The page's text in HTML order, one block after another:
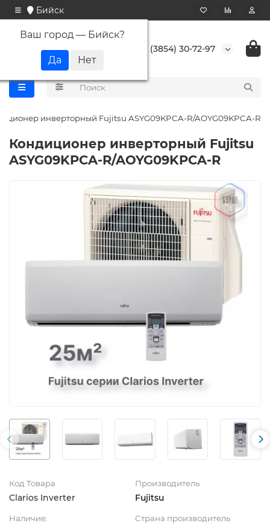
Бийск
Ваш город — Бийск?
+7 (3854) 30-72-97
инверторный Fujitsu ASYG09KPCA-R/AOYG09KPCA-R
Кондиционер инверторный Fujitsu
ASYG09KPCA-R/AOYG09KPCA-R
Код Товара
Clarios Inverter
Производитель
Fujitsu
Наличие: Страна производитель